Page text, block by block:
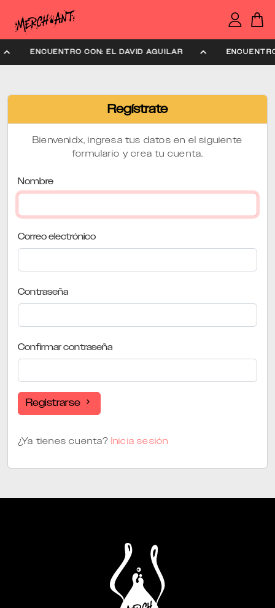
ENCUENTRO CON: EL DAVID AGUILAR
Regístrate
Bienvenidx, ingresa tus datos en el siguiente
formulario y crea tu cuenta.
Nombre
Correo electrónico
Contraseña
Confirmar contraseña
Registrarse
¿Ya tienes cuenta? Inicia sesión